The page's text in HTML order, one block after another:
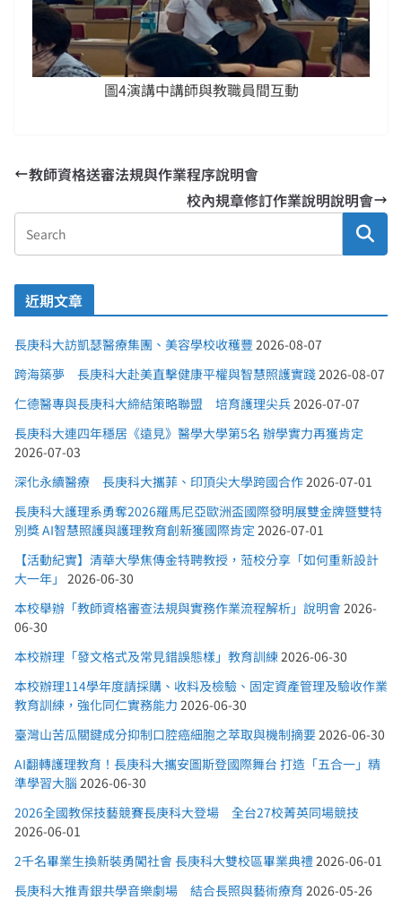
圖4演講中講師與教職員間互動
教師資格送審法規與作業程序說明會
校內規章修訂作業說明說明會
近期文章
長庚科大訪凱瑟醫療集團、美容學校收穫豐 2026-08-07
跨海築夢 長庚科大赴美直擊健康平權與智慧照護實踐 2026-08-07
仁德醫專與長庚科大締結策略聯盟 培育護理尖兵 2026-07-07
長庚科大連四年穩居《遠見》醫學大學第5名 辦學實力再獲肯定
2026-07-03
深化永續醫療 長庚科大攜菲、印頂尖大學跨國合作 2026-07-01
長庚科大護理系勇奪2026羅馬尼亞歐洲盃國際發明展雙金牌暨雙特
別獎 AI智慧照護與護理教育創新獲國際肯定 2026-07-01
【活動紀實】清華大學焦傳金特聘教授，蒞校分享「如何重新設計
大一年」
2026-06-30
本校舉辦「教師資格審查法規與實務作業流程解析」說明會 2026-
06-30
本校辦理「發文格式及常見錯誤態樣」教育訓練 2026-06-30
本校辦理114學年度請採購、收料及檢驗、固定資產管理及驗收作業
教育訓練，強化同仁實務能力 2026-06-30
臺灣山苦瓜關鍵成分抑制口腔癌細胞之萃取與機制摘要 2026-06-30
AI翻轉護理教育！長庚科大攜安圖斯登國際舞台 打造「五合一」精
準學習大腦 2026-06-30
2026全國教保技藝競賽長庚科大登場 全台27校菁英同場競技
2026-06-01
2千名畢業生換新裝勇闖社會 長庚科大雙校區畢業典禮 2026-06-01
長庚科大推青銀共學音樂劇場 結合長照與藝術療育 2026-05-26